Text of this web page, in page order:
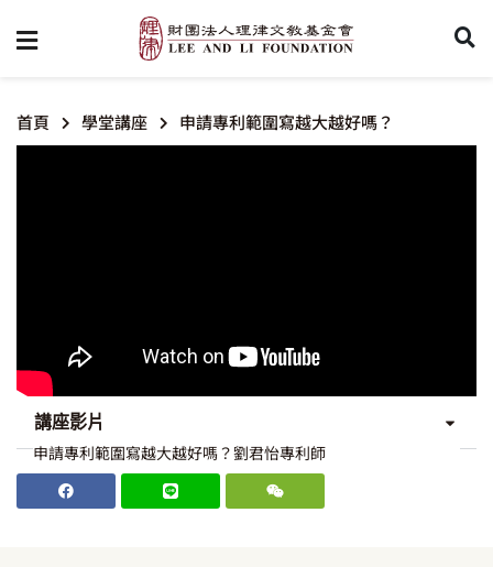
首頁 學堂講座 申請專利範圍寫越大越好嗎？
講座影片
申請專利範圍寫越大越好嗎？劉君怡專利師